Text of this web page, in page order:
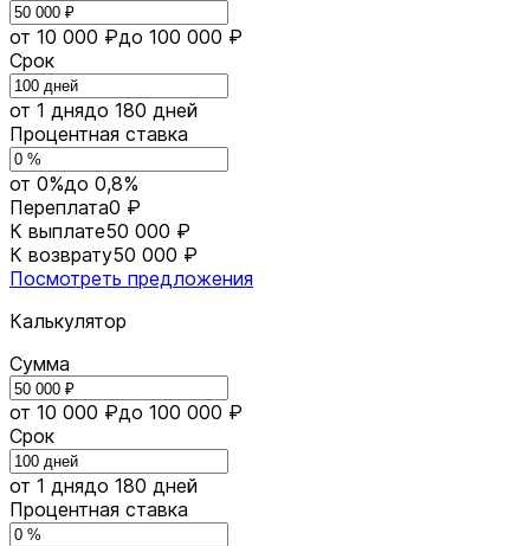
от 10 000 ₽до 100 000 ₽
Срок
от 1 днядо 180 дней
Процентная ставка
от 0%до 0,8%
Переплата0 ₽
К выплате50 000 ₽
К возврату50 000 ₽
Посмотреть предложения
Калькулятор
Сумма
от 10 000 ₽до 100 000 ₽
Срок
от 1 днядо 180 дней
Процентная ставка